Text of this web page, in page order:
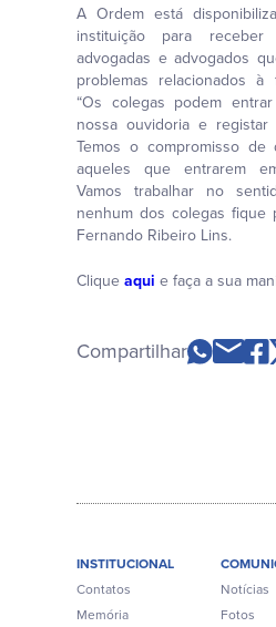
A Ordem está
instituição para receber
advogadas e advogados
problemas relacionados à
“Os colegas podem
nossa ouvidoria e registar
Temos o compromisso
aqueles que entrarem
Vamos trabalhar no
nenhum dos colegas fique
Fernando Ribeiro Lins.
Clique aqui e faça a sua
Compartilhar
INSTITUCIONAL
Contatos
Memória
Notícias
Fotos